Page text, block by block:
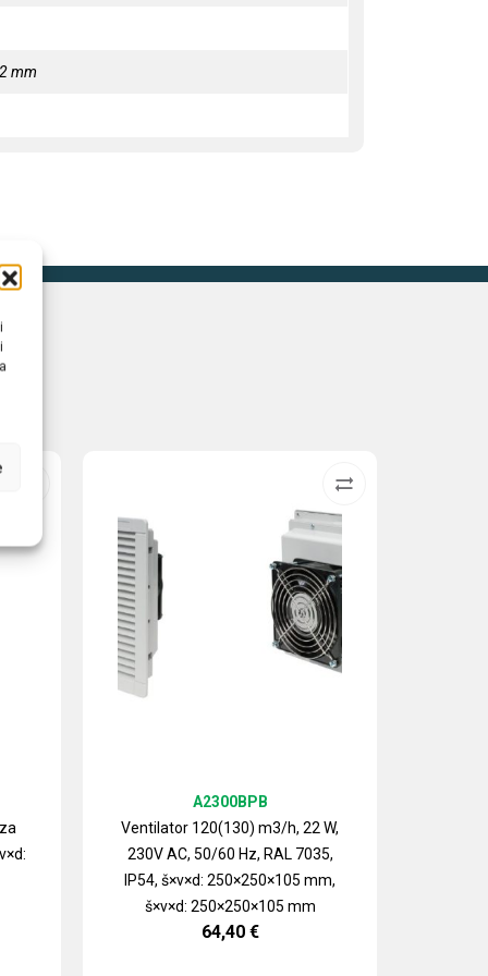
mm
Ventilator 120(130) m3/h, 22 W,
230V AC, 50/60 Hz, RAL 7035,
IP54, š×v×d: 250×250×105 mm,
š×v×d: 250×250×105 mm
A2300BPB
64,40 €